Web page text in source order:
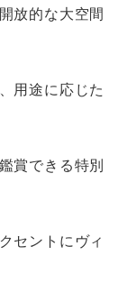
放的な大空間
用途に応じた
賞できる特別
セントにヴィ